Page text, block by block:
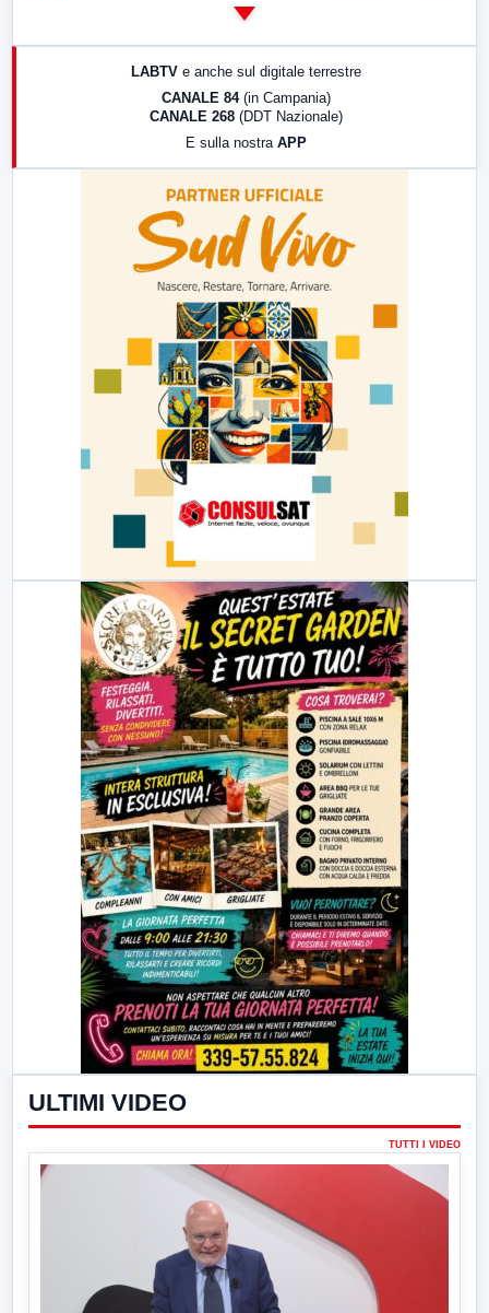
LABTV e anche sul digitale terrestre
CANALE 84 (in Campania)
CANALE 268 (DDT Nazionale)
E sulla nostra APP
ULTIMI VIDEO
TUTTI I VIDEO